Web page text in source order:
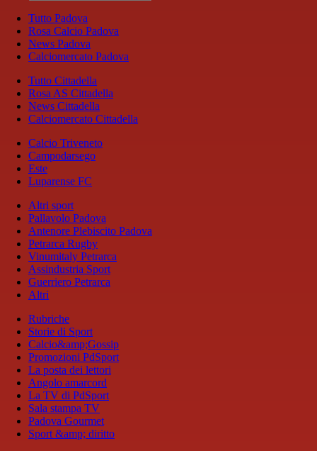
Tutto Padova
Rosa Calcio Padova
News Padova
Calciomercato Padova
Tutto Cittadella
Rosa AS Cittadella
News Cittadella
Calciomercato Cittadella
Calcio Triveneto
Campodarsego
Este
Luparense FC
Altri sport
Pallavolo Padova
Antenore Plebiscito Padova
Petrarca Rugby
Vinumitaly Petrarca
Assindustria Sport
Guerriero Petrarca
Altri
Rubriche
Storie di Sport
Calcio&amp;Gossip
Promozioni PdSport
La posta dei lettori
Angolo amarcord
La TV di PdSport
Sala stampa TV
Padova Gourmet
Sport &amp; diritto